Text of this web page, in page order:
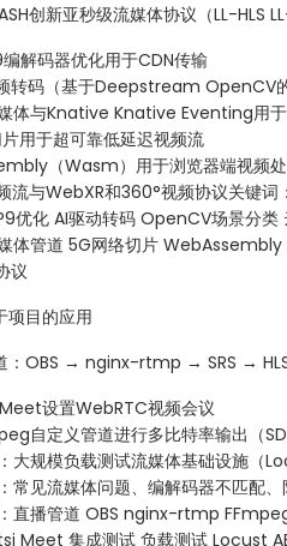
创新亚秒级流媒体协议（LL-HLS
编解码器优化用于CDN传输
转码（基于Deepstream OpenCV的
体与Knative Knative Eventing用
用于超可靠低延迟视频流
（Wasm）用于浏览器端视频
流与WebXR和360°视频协议关键词
优化 AI驱动转码 OpenCV场景分
体管道 5G网络切片 WebAssembly
议
项目的应用
：OBS → nginx-rtmp → SRS →
设置WebRTC视频会议
自定义管道进行多比特率输出（
大规模负载测试流媒体基础设施（
常见流媒体问题、编解码器不匹配
直播管道 OBS nginx-rtmp
Meet 集成测试 负载测试 Locust